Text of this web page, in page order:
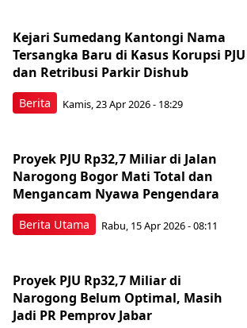
Berita
Kejari Sumedang Kantongi Nama
Tersangka Baru di Kasus Korupsi PJU
dan Retribusi Parkir Dishub
Kamis, 23 Apr 2026 - 18:29
Berita Utama
Proyek PJU Rp32,7 Miliar di Jalan
Narogong Bogor Mati Total dan
Mengancam Nyawa Pengendara
Rabu, 15 Apr 2026 - 08:11
Proyek PJU Rp32,7 Miliar di
Narogong Belum Optimal, Masih
Jadi PR Pemprov Jabar